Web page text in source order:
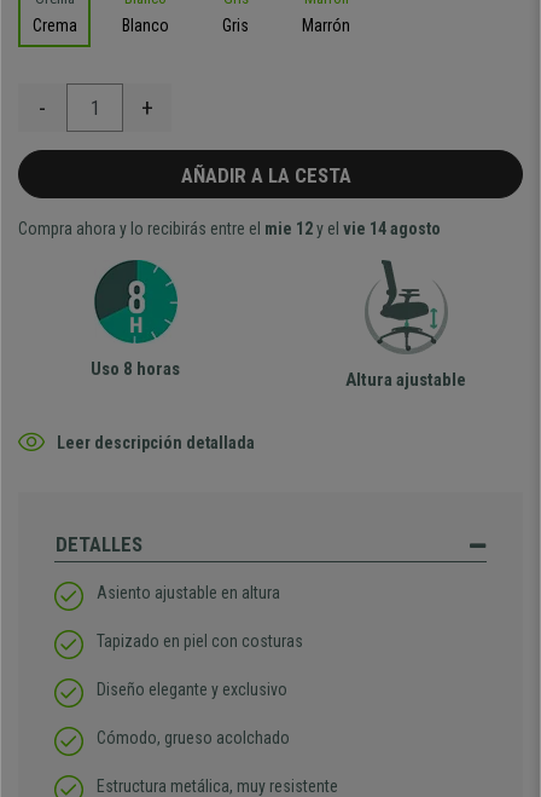
Crema Blanco Gris Marrón
- +
AÑADIR A LA CESTA
Compra ahora y lo recibirás entre el mie 12y el vie 14 agosto
Uso 8 horas Altura ajustable
Leer descripción detallada
DETALLES
Asiento ajustable en altura
Tapizado en piel con costuras
Diseño elegante y exclusivo
Cómodo, grueso acolchado
Estructura metálica, muy resistente